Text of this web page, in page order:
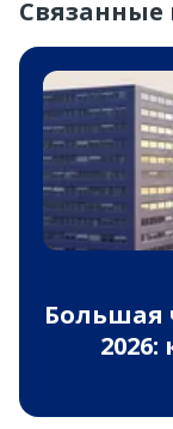
Большая